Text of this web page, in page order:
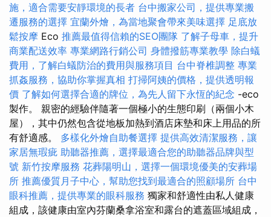
施，適合需要安靜環境的長者 台中搬家公司，提供專業搬
遷服務的選擇 宜蘭外燴，為當地聚會帶來美味選擇 足底放
鬆按摩 Eco 推薦最值得信賴的SEO團隊 了解子母車，提升
商業配送效率 專業網路行銷公司 身體撥筋專業教學 除白蟻
費用，了解白蟻防治的費用與服務項目 台中脊椎調整 專業
抓姦服務，協助你掌握真相 打掃阿姨的價格，提供透明報
價 了解如何選擇合適的牌位，為先人留下永恆的紀念 -eco
製作。 親密的經驗伴隨著一個極小的生態印刷（兩個小木
屋），其中仍然包含從地板加熱到酒店床墊和床上用品的所
有舒適感。 多樣化外燴自助餐選擇 提供高效清潔服務，讓
家居無瑕疵 助聽器推薦，選擇最適合您的助聽器品牌與型
號 新竹按摩服務 花葬陽明山，選擇一個環境優美的安葬場
所 推薦優質月子中心，幫助您找到最適合的照顧場所 台中
眼科推薦，提供專業的眼科服務 獨家和舒適性由私人健康
組成，該健康由室內芬蘭桑拿浴室和露台的遮蓋區域組成，